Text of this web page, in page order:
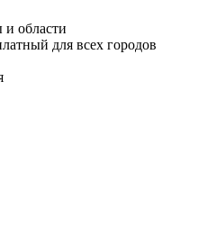
области
для всех городов